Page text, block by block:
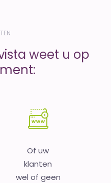
weet u op
Of uw
klanten
wel of geen